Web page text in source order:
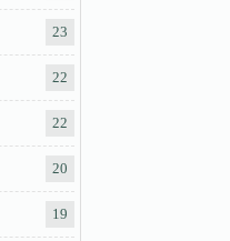
23
22
22
20
19